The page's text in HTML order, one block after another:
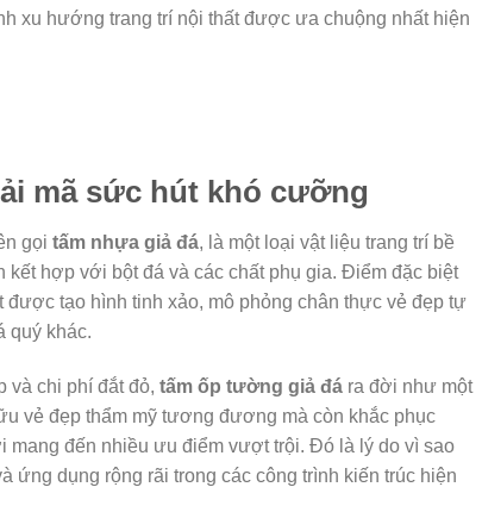
xu hướng trang trí nội thất được ưa chuộng nhất hiện
mã sức hút khó cưỡng
gọi tấm nhựa giả đá, là một loại vật liệu trang trí bề
hợp với bột đá và các chất phụ gia. Điểm đặc biệt
tạo hình tinh xảo, mô phỏng chân thực vẻ đẹp tự
quý khác.
và chi phí đắt đỏ, tấm ốp tường giả đá ra đời như một
vẻ đẹp thẩm mỹ tương đương mà còn khắc phục
đến nhiều ưu điểm vượt trội. Đó là lý do vì sao
ứng dụng rộng rãi trong các công trình kiến trúc hiện